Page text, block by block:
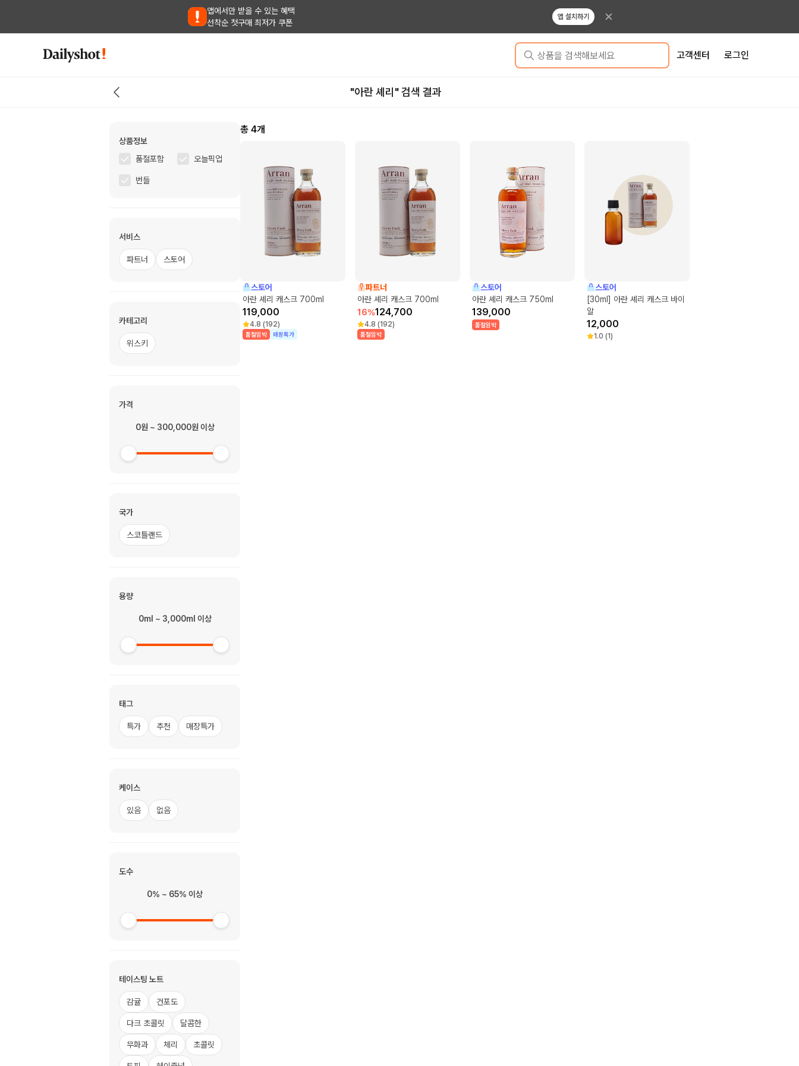
앱에서만 받을 수 있는 혜택
선착순 첫구매 최저가 쿠폰
앱 설치하기
상품을 검색해보세요 고객센터 로그인
"아란 셰리" 검색 결과
상품정보
품절포함
오늘픽업
번들
서비스
파트너 스토어
카테고리
위스키
가격
0원 ~ 300,000원 이상
국가
스코틀랜드
용량
0ml ~ 3,000ml 이상
태그
특가 추천 매장특가
케이스
있음 없음
도수
0% ~ 65% 이상
테이스팅 노트
감귤 건포도
다크 초콜릿 달콤한
무화과 체리 초콜릿
총 4개
스토어
아란 셰리 캐스크 700ml
119,000
4.8 (192)
품절임박 매장특가
파트너
아란 셰리 캐스크 700ml
16%124,700
4.8 (192)
품절임박
스토어
아란 셰리 캐스크 750ml
139,000
품절임박
스토어
[30ml] 아란 셰리 캐스크 바이
알
12,000
1.0 (1)